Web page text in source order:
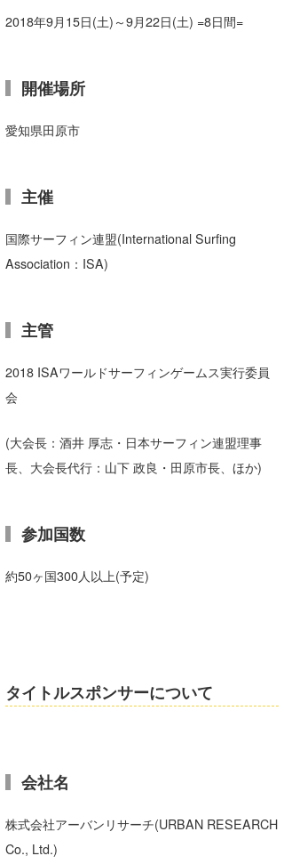
2018年9月15日(土)～9月22日(土) =8日間=
開催場所
愛知県田原市
主催
国際サーフィン連盟(International Surfing
Association：ISA)
主管
2018 ISAワールドサーフィンゲームス実行委員
会
(大会長：酒井 厚志・日本サーフィン連盟理事
長、大会長代行：山下 政良・田原市長、ほか)
参加国数
約50ヶ国300人以上(予定)
タイトルスポンサーについて
会社名
株式会社アーバンリサーチ(URBAN RESEARCH
Co., Ltd.)
YUKI☆
ハンマー
まっきー
小川予報士
上田純子
wanda
banpaku
Mr.K